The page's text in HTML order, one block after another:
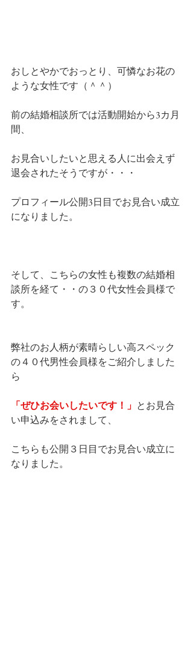
おしとやかでおっとり、可憐なお花の
ような女性です（＾＾）
前の結婚相談所では活動開始から3カ月
間、
お見合いしたいと思える人に出会えず
退会されたそうですが・・・
プロフィール公開3日目でお見合い成立
になりました。
そして、こちらの女性も複数の結婚相
談所を経て・・の３０代女性会員様で
す。
弊社のお人柄が素晴らしい高スペック
の４０代男性会員様をご紹介しました
ら
「ぜひお会いしたいです！」 とお見合
い申込みをされまして、
こちらも公開３日目でお見合い成立に
なりました。